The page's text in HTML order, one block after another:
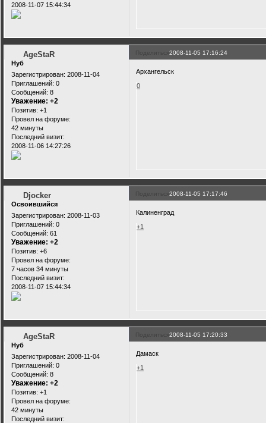
2008-11-07 15:44:34
Поделиться2008-11-05 17:16:24
AgeStaR
Нуб
Зарегистрирован: 2008-11-04
Приглашений: 0
Сообщений: 8
Уважение: +2
Позитив: +1
Провел на форуме:
42 минуты
Последний визит:
2008-11-06 14:27:26
Архангельск
0
Поделиться2008-11-05 17:17:46
Djocker
Освоившийся
Зарегистрирован: 2008-11-03
Приглашений: 0
Сообщений: 61
Уважение: +2
Позитив: +6
Провел на форуме:
7 часов 34 минуты
Последний визит:
2008-11-07 15:44:34
Калиненград
+1
Поделиться2008-11-05 17:20:33
AgeStaR
Нуб
Зарегистрирован: 2008-11-04
Приглашений: 0
Сообщений: 8
Уважение: +2
Позитив: +1
Провел на форуме:
42 минуты
Последний визит:
Дамаск
+1